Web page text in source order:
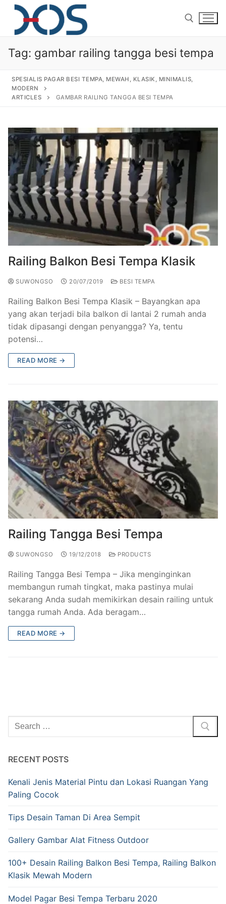
About Us
Products
Pagar Besi Tempa Klasik
Railing Tangga Besi Tempa
Railing Balkon Besi Tempa Klasik
Kursi Taman Besi Tempa
Ornamen Besi Tempa Murah Jakarta
Ranjang Besi Tempa Klasik
Tiang Lampu PJU Antik
Pengecoran Logam Jakarta
Alat Fitness Outdoor Murah
Gallery
Gallery Gambar Pagar Besi Tempa Mewah
Gallery Kursi Taman & Kursi Teras Besi Tempa
Gallery Railing Tangga Besi Tempa Klasik Mewah
Gallery Ranjang Besi Tempa Antik Mewah
Articles
Projects
Contact Us
Tag: gambar railing tangga besi tempa
SPESIALIS PAGAR BESI TEMPA, MEWAH, KLASIK, MINIMALIS,
MODERN
ARTICLES
GAMBAR RAILING TANGGA BESI TEMPA
Railing Balkon Besi Tempa Klasik
SUWONGSO 20/07/2019 BESI TEMPA
Railing Balkon Besi Tempa Klasik – Bayangkan apa
yang akan terjadi bila balkon di lantai 2 rumah anda
tidak dipasangi dengan penyangga? Ya, tentu
potensi…
READ MORE →
Railing Tangga Besi Tempa
SUWONGSO 19/12/2018 PRODUCTS
Railing Tangga Besi Tempa – Jika menginginkan
membangun rumah tingkat, maka pastinya mulai
sekarang Anda sudah memikirkan desain railing untuk
tangga rumah Anda. Ada beragam…
READ MORE →
RECENT POSTS
Kenali Jenis Material Pintu dan Lokasi Ruangan Yang
Paling Cocok
Tips Desain Taman Di Area Sempit
Gallery Gambar Alat Fitness Outdoor
100+ Desain Railing Balkon Besi Tempa, Railing Balkon
Klasik Mewah Modern
Model Pagar Besi Tempa Terbaru 2020